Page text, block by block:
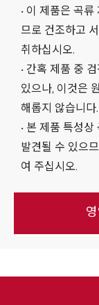
• 이 제품은 곡
므로 건조하고
취하십시오.
• 간혹 제품 중
있으나, 이것은
해롭지 않습니다.
• 본 제품 특성
발견될 수 있으
여 주십시오.